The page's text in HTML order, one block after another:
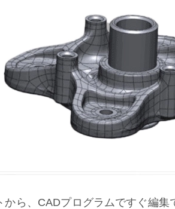
から、CADプログラムですぐ編集